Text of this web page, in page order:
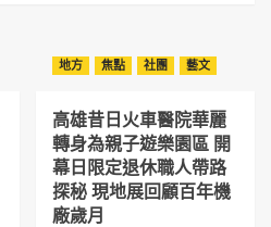
地方 焦點 社團 藝文
高雄昔日火車醫院華麗
轉身為親子遊樂園區 開
幕日限定退休職人帶路
探秘 現地展回顧百年機
廠歲月